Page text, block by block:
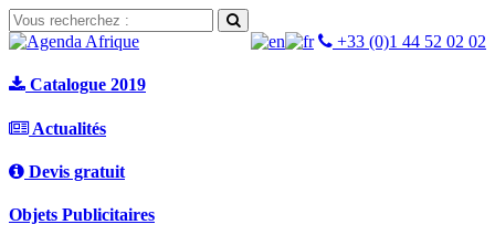
+33 (0)1 44 52 02 02
Catalogue 2019
Actualités
Devis gratuit
Objets Publicitaires